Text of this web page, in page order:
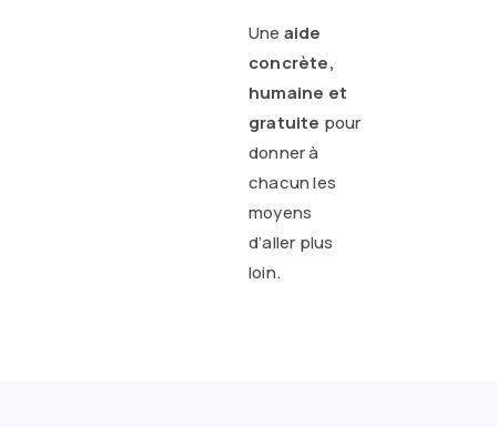
Une aide
concrète,
humaine et
gratuite pour
donner à
chacun les
moyens
d’aller plus
loin.